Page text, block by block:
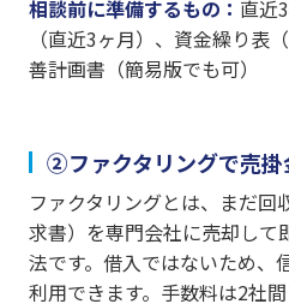
相談前に準備するもの： 直近
（直近3ヶ月）、資金繰り表
善計画書（簡易版でも可）
②ファクタリングで売掛
ファクタリングとは、まだ
求書）を専門会社に売却して
法です。借入ではないため、
利用できます。手数料は2社